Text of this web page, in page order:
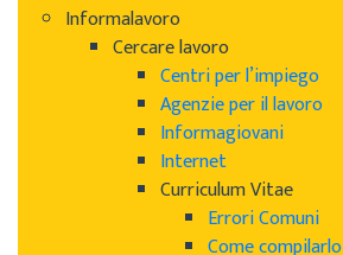
Informalavoro
Cercare lavoro
Centri per l’impiego
Agenzie per il lavoro
Informagiovani
Internet
Curriculum Vitae
Errori Comuni
Come compilarlo